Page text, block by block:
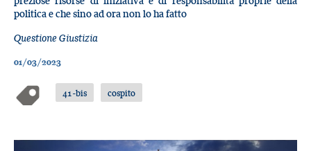
politica e che sino ad ora non lo ha fatto
Questione Giustizia
01/03/2023
41-bis cospito